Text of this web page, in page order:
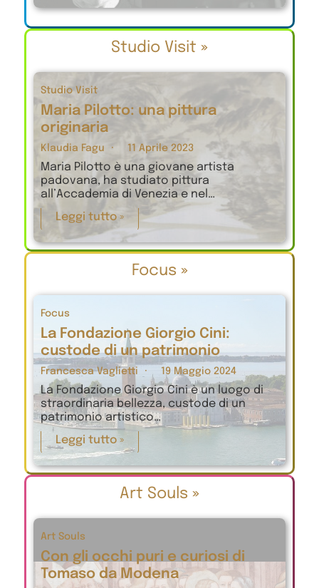
Studio Visit »
Studio Visit
Maria Pilotto: una pittura
originaria
Klaudia Fagu 11 Aprile 2023
Maria Pilotto è una giovane artista
padovana, ha studiato pittura
all’Accademia di Venezia e nel…
Leggi tutto »
Focus »
Focus
La Fondazione Giorgio Cini:
custode di un patrimonio
Francesca Vaglietti 19 Maggio 2024
La Fondazione Giorgio Cini è un luogo di
straordinaria bellezza, custode di un
patrimonio artistico…
Leggi tutto »
Art Souls »
Art Souls
Con gli occhi puri e curiosi di
Tomaso da Modena